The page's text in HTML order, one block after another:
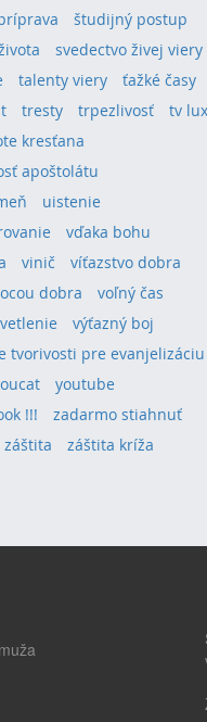
študijný postup
svedectvo živej viery
talenty viery
ťažké časy
tresty trpezlivosť
tv lux
kresťana
apoštolátu
uistenie
vďaka bohu
vinič
víťazstvo dobra
dobra
voľný čas
výťazný boj
tvorivosti pre evanjelizáciu
youtube
!!!
zadarmo stiahnuť
záštita
záštita kríža